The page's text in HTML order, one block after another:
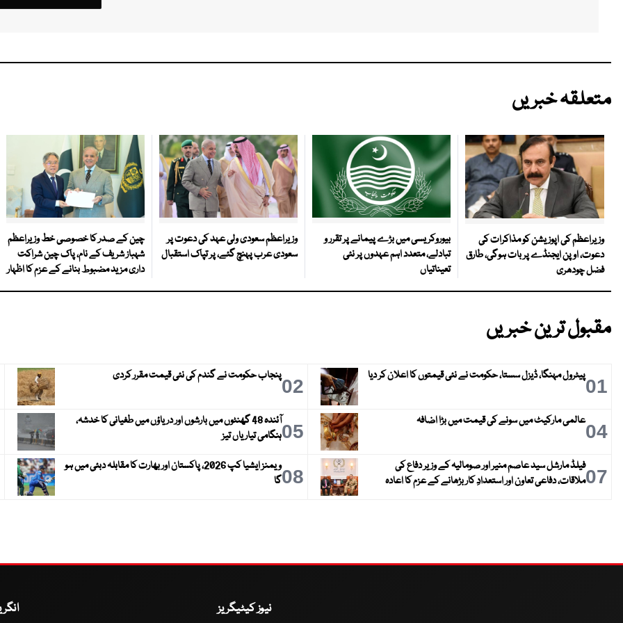
متعلقہ خبریں
وزیراعظم کی اپوزیشن کو مذاکرات کی
دعوت، اوپن ایجنڈے پر بات ہوگی، طارق
فضل چودھری
بیوروکریسی میں بڑے پیمانے پر تقرر و
تبادلے، متعدد اہم عہدوں پر نئی
تعیناتیاں
وزیراعظم سعودی ولی عہد کی دعوت پر
سعودی عرب پہنچ گئے، پر تپاک استقبال
چین کے صدر کا خصوصی خط وزیراعظم
شہباز شریف کے نام، پاک چین شراکت
داری مزید مضبوط بنانے کے عزم کا اظہار
مقبول ترین خبریں
01پیٹرول مہنگا، ڈیزل سستا، حکومت نے نئی قیمتوں کا اعلان کر دیا 02پنجاب حکومت نے گندم کی نئی قیمت مقرر کردی
04عالمی مارکیٹ میں سونے کی قیمت میں بڑا اضافہ 05
آئندہ 48 گھنٹوں میں بارشوں اور دریاؤں میں طغیانی کا خدشہ،
ہنگامی تیاریاں تیز
07فیلڈ مارشل سید عاصم منیر اور صومالیہ کے وزیر دفاع کی
ملاقات، دفاعی تعاون اور استعدادِ کار بڑھانے کے عزم کا اعادہ
08
ویمنز ایشیا کپ 2026، پاکستان اور بھارت کا مقابلہ دبئی میں ہو
گا
نیوز کیٹیگریز